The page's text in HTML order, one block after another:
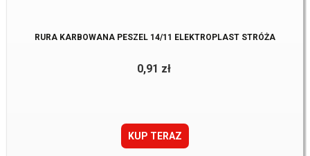
RURA KARBOWANA PESZEL 14/11 ELEKTROPLAST STRÓŻA
0,91 zł
KUP TERAZ